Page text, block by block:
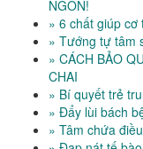
NGON!
» 6 chất giúp cơ
» Tướng tự tâm
» CÁCH BẢO
CHAI
» Bí quyết trẻ
» Đẩy lùi bách
» Tâm chứa